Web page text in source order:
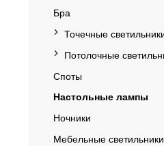
Бра
Точечные
Потолочные
Споты
Настольные лампы
Ночники
Мебельные светильники